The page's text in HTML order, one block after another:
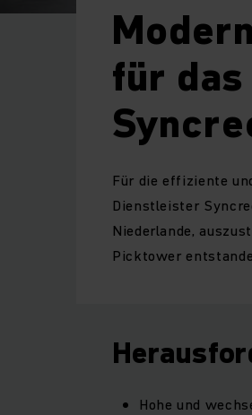
für
Für die effiziente
Dienstleister
Niederlande,
Picktower
Hohe und